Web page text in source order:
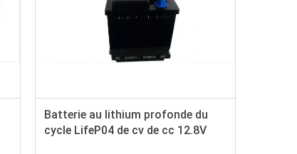
Batterie au lithium profonde du
cycle LifeP04 de cv de cc 12.8V